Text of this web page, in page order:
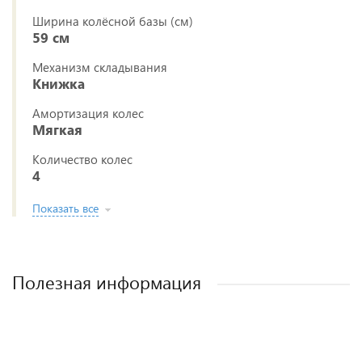
Ширина колёсной базы (см)
59 см
Механизм складывания
Книжка
Амортизация колес
Мягкая
Количество колес
4
Показать все
Полезная информация